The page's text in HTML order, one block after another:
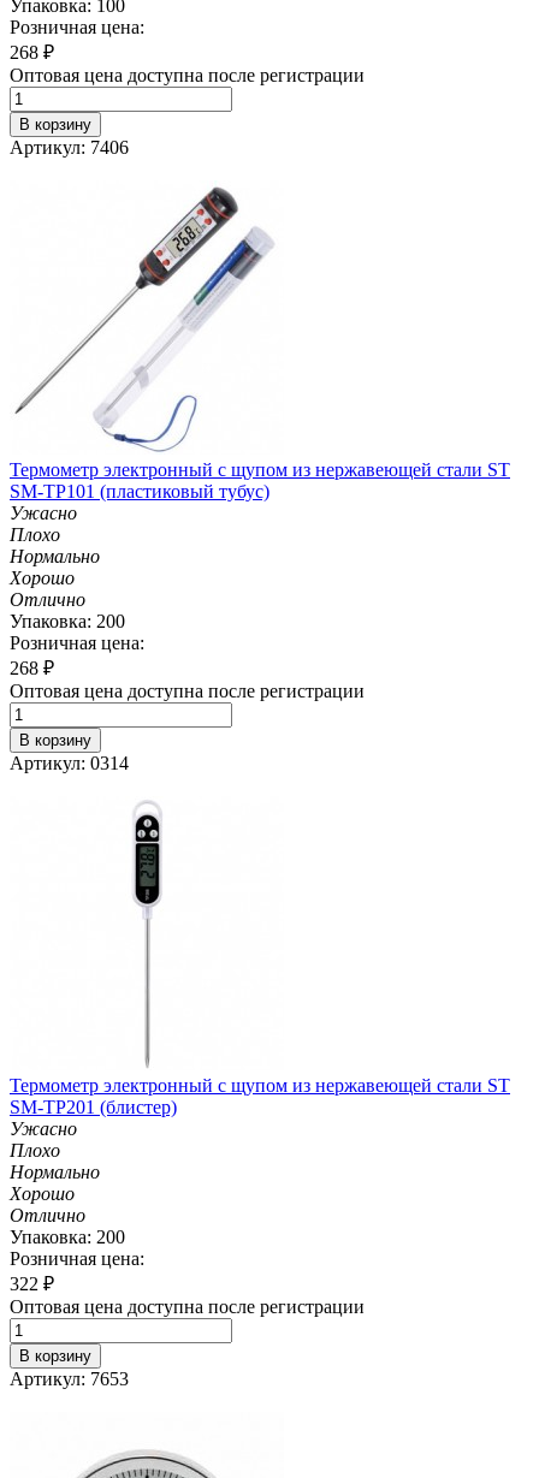
Упаковка: 100
Розничная цена:
268 ₽
Оптовая цена доступна после регистрации
В корзину
Артикул: 7406
Термометр электронный с щупом из нержавеющей стали ST
SM-TP101 (пластиковый тубус)
Ужасно
Плохо
Нормально
Хорошо
Отлично
Упаковка: 200
Розничная цена:
268 ₽
Оптовая цена доступна после регистрации
В корзину
Артикул: 0314
Термометр электронный с щупом из нержавеющей стали ST
SM-TP201 (блистер)
Ужасно
Плохо
Нормально
Хорошо
Отлично
Упаковка: 200
Розничная цена:
322 ₽
Оптовая цена доступна после регистрации
В корзину
Артикул: 7653